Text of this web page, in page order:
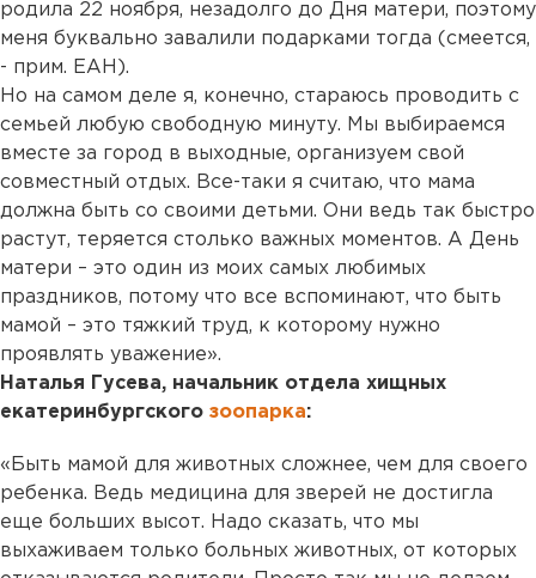
родила 22 ноября, незадолго до Дня матери, поэтому
меня буквально завалили подарками тогда (смеется,
- прим. ЕАН).
Но на самом деле я, конечно, стараюсь проводить с
семьей любую свободную минуту. Мы выбираемся
вместе за город в выходные, организуем свой
совместный отдых. Все-таки я считаю, что мама
должна быть со своими детьми. Они ведь так быстро
растут, теряется столько важных моментов. А День
матери – это один из моих самых любимых
праздников, потому что все вспоминают, что быть
мамой – это тяжкий труд, к которому нужно
проявлять уважение».
Наталья Гусева, начальник отдела хищных
екатеринбургского зоопарка:
«Быть мамой для животных сложнее, чем для своего
ребенка. Ведь медицина для зверей не достигла
еще больших высот. Надо сказать, что мы
выхаживаем только больных животных, от которых